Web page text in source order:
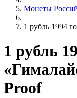
Монеты
1 рубль 1994
1 рубль
Proof